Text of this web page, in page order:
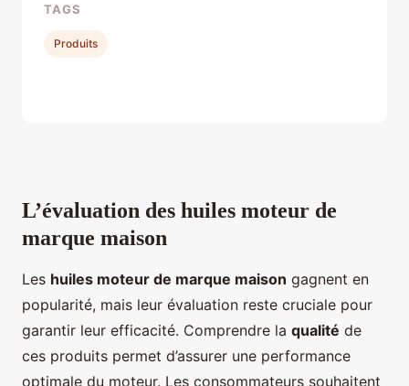
L’évaluation des huiles moteur de
marque maison
Les huiles moteur de marque maison gagnent en
popularité, mais leur évaluation reste cruciale pour
garantir leur efficacité. Comprendre la qualité de
ces produits permet d’assurer une performance
optimale du moteur. Les consommateurs souhaitent
TAGS
Produits